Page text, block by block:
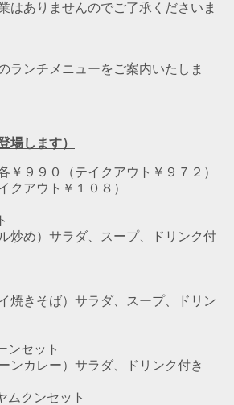
はありませんのでご了承くださいま
ランチメニューをご案内いたしま
場します）
￥９９０（テイクアウト￥９７２）
クアウト￥１０８）
炒め） サラダ、スープ、ドリンク付
焼きそば） サラダ、スープ、ドリン
セット
ンカレー） サラダ、ドリンク付き
クンセット